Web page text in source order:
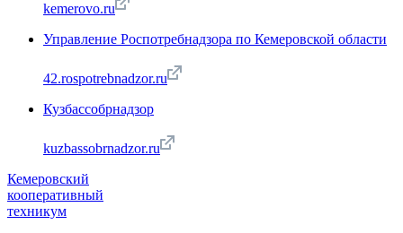
kemerovo.ru
Управление Роспотребнадзора по Кемеровской области
42.rospotrebnadzor.ru
Кузбассобрнадзор
kuzbassobrnadzor.ru
Кемеровский
кооперативный
техникум